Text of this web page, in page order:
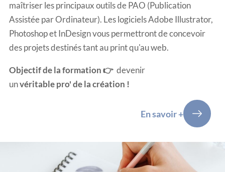
maîtriser les principaux outils de PAO (Publication
Assistée par Ordinateur). Les logiciels Adobe Illustrator,
Photoshop et InDesign vous permettront de concevoir
des projets destinés tant au print qu'au web.
Objectifde la formation 👉 devenir
unvéritable pro' de la création !
En savoir +